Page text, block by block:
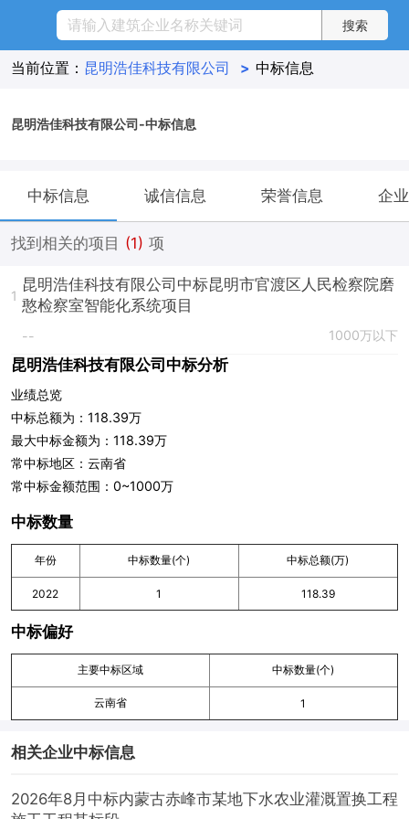
当前位置： 昆明浩佳科技有限公司 > 中标信息
昆明浩佳科技有限公司-中标信息
中标信息 诚信信息 荣誉信息 企
找到相关的项目 (1) 项
1
昆明浩佳科技有限公司中标昆明市官渡区人民检察院磨
憨检察室智能化系统项目
-- 1000万以下
昆明浩佳科技有限公司中标分析
业绩总览
中标总额为：118.39万
最大中标金额为：118.39万
常中标地区：云南省
常中标金额范围：0~1000万
中标数量
年份 中标数量(个) 中标总额(万)
2022 1 118.39
中标偏好
主要中标区域 中标数量(个)
云南省 1
相关企业中标信息
2026年8月中标内蒙古赤峰市某地下水农业灌溉置换工程